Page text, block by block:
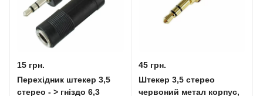
15 грн.
Перехідник штекер 3,5
стерео - > гніздо 6,3
45 грн.
Штекер 3,5 стерео
червоний метал корпус,